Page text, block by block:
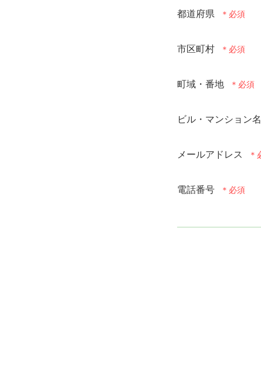
都道府県
市区町村
町域・番地
ビル・マンション名
メールアドレス
電話番号